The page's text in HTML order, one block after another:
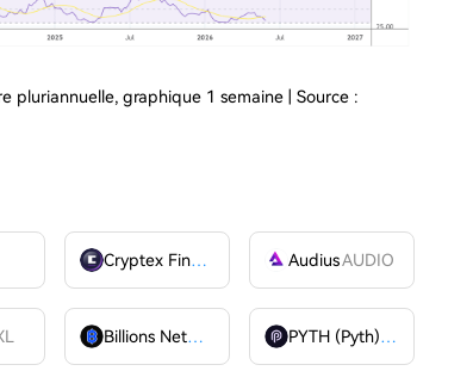
pluriannuelle, graphique 1 semaine | Source :
Cryptex Finance AudiusAUDIO
Billions Network PYTH (Pyth)
PYTH